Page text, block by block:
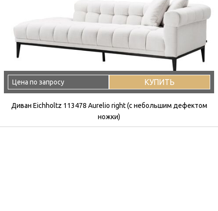
Цена по запросу КУПИТЬ
Диван Eichholtz 113478 Aurelio right (с небольшим дефектом
ножки)